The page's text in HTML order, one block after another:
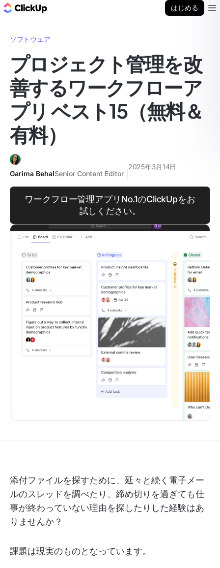
はじめる
ソフトウェア
プロジェクト管理を改
善するワークフローア
プリ ベスト15（無料＆
有料）
Garima BehalSenior Content Editor
2025年3月14日
ワークフロー管理アプリNo.1のClickUpをお
試しください。
添付ファイルを探すために、延々と続く電子メー
ルのスレッドを調べたり、締め切りを過ぎても仕
事が終わっていない理由を探したりした経験はあ
りませんか？
課題は現実のものとなっています。